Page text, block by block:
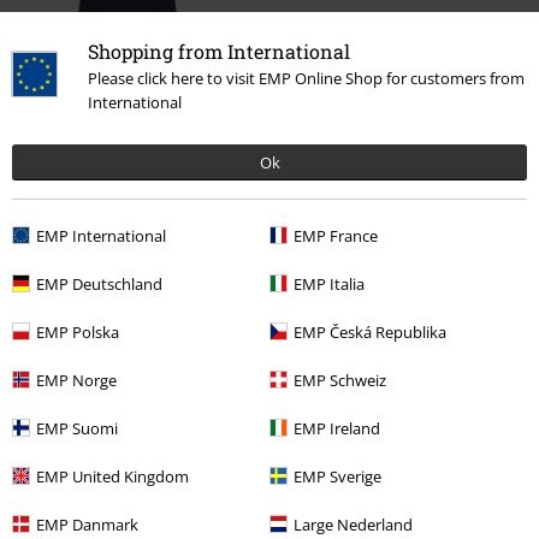
Shopping from International
Please click here to visit EMP Online Shop for customers from
International
Ok
EMP International EMP France
EMP Deutschland EMP Italia
EMP Polska EMP Česká Republika
EMP Norge EMP Schweiz
EMP Suomi EMP Ireland
EMP United Kingdom EMP Sverige
EMP Danmark Large Nederland
Från289:-
More categories. More options.
Kläder & accessoarer Toppar T-Shirtar
Nyhetsbrev